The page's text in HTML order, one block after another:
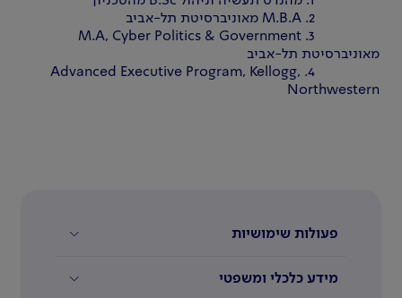
3. M.A, Cyber Politics & Government
מאוניברסיטת תל-אביב
4. Advanced Executive Program, Kellogg,
Northwestern
פעולות שימושיות
מידע כלכלי ומשפטי